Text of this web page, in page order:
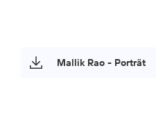
Mallik Rao - Porträt